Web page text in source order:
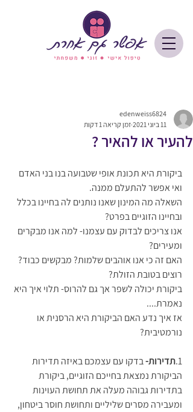
להעיר או להאיר ?
edenweiss6824
11 ביוני 2021
זמן קריאה 1 דקות
ביקורת היא תכונת אופי שטבועה בנו בני האדם
ואי אפשר להתעלם ממנה.
השאלה מה המינון שאנו נותנים לה בחיינו בכלל
ובחיינו הזוגיים בפרט?
אנו צריכים לבדוק עם עצמנו- למה אנו מבקרים
ומעירים?
האם זה כי אנו אוהבים שלמות? מבקשים כבוד?
רוצים בטובת הזולת?
ביקורת יכולה לשפר אך גם להרוס- תלוי איך היא
נאמרת....
אז איך נדע האם הביקורת היא הרסנית או
נורמטיבית?
1.תדירות- בדקו עם עצמכם באיזה תדירות
הביקורת נמצאת בחייכם הזוגיים, ביקורת
בתדירות גבוהה מעלה את תחושת העוינות
ומעבירה מסרים שליליים ותחושת חוסר ביטחון,